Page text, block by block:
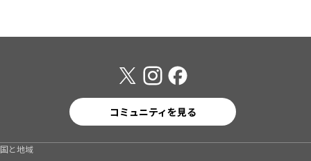
コミュニティを見る
国と地域